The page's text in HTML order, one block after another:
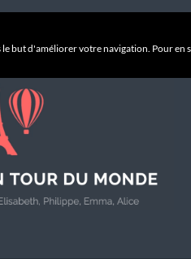
le but d'améliorer votre navigation. Pour